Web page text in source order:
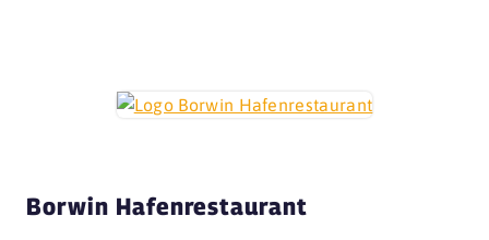
Borwin Hafenrestaurant